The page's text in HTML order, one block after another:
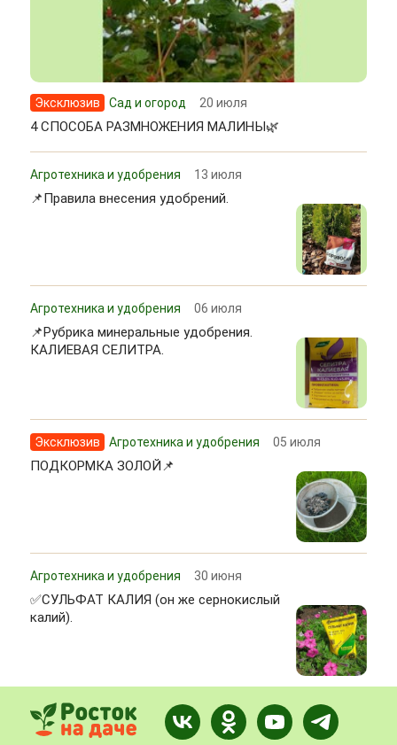
Эксклюзив Сад и огород 20 июля
4 СПОСОБА РАЗМНОЖЕНИЯ МАЛИНЫ🌿
Агротехника и удобрения 13 июля
📌Правила внесения удобрений.
Агротехника и удобрения 06 июля
📌Рубрика минеральные удобрения.
КАЛИЕВАЯ СЕЛИТРА.
Эксклюзив Агротехника и удобрения 05 июля
ПОДКОРМКА ЗОЛОЙ📌
Агротехника и удобрения 30 июня
✅СУЛЬФАТ КАЛИЯ (он же сернокислый
калий).